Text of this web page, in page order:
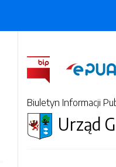
Biuletyn Informacji
Urząd